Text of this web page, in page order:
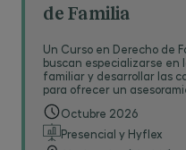
de Familia
Un Curso en Derecho de
buscan especializarse en
familiar y desarrollar las
para ofrecer un
Octubre 2026
Presencial y Hyflex